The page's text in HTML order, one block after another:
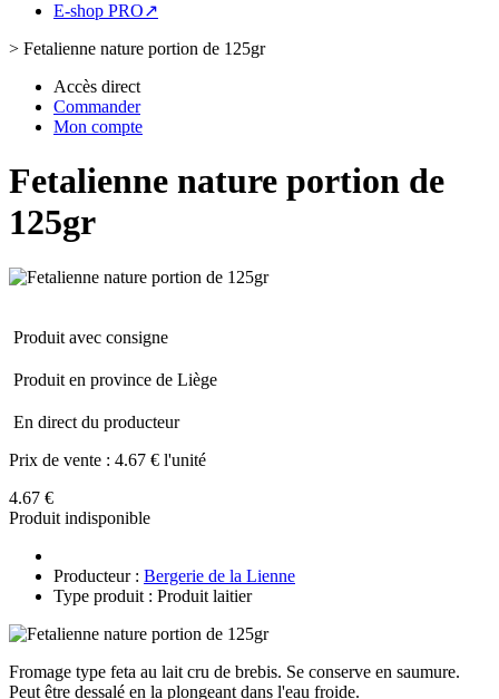
E-shop PRO↗
> Fetalienne nature portion de 125gr
Accès direct
Commander
Mon compte
Fetalienne nature portion de
125gr
Produit avec consigne
Produit en province de Liège
En direct du producteur
Prix de vente : 4.67 € l'unité
4.67 €
Produit indisponible
Producteur : Bergerie de la Lienne
Type produit : Produit laitier
Fromage type feta au lait cru de brebis. Se conserve en saumure.
Peut être dessalé en la plongeant dans l'eau froide.